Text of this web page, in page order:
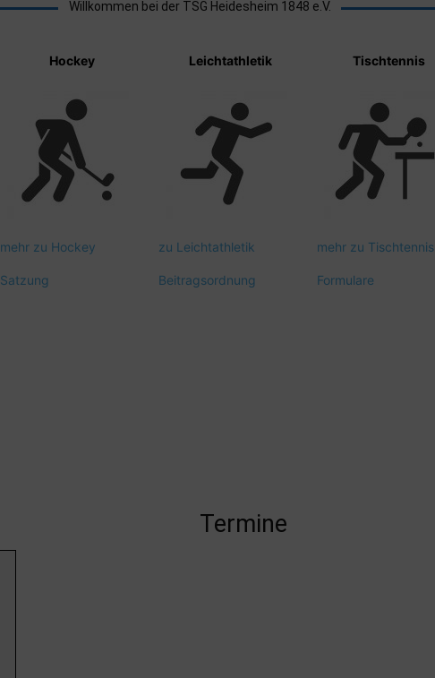
Willkommen bei der TSG Heidesheim 1848 e.V.
Hockey Leichtathletik Tischtennis
mehr zu Hockey zu Leichtathletik mehr zu Tischtennis
Satzung Beitragsordnung Formulare
Termine